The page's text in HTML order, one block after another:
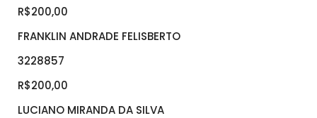
R$200,00
FRANKLIN ANDRADE FELISBERTO
3228857
R$200,00
LUCIANO MIRANDA DA SILVA